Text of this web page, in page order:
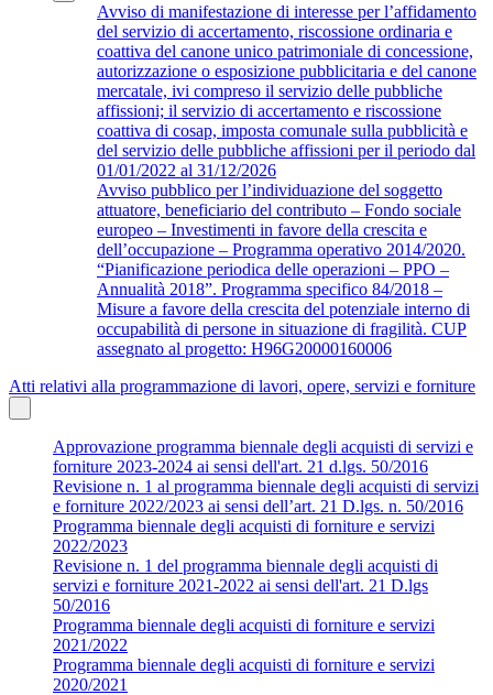
Avviso di manifestazione di interesse per l’affidamento
del servizio di accertamento, riscossione ordinaria e
coattiva del canone unico patrimoniale di concessione,
autorizzazione o esposizione pubblicitaria e del canone
mercatale, ivi compreso il servizio delle pubbliche
affissioni; il servizio di accertamento e riscossione
coattiva di cosap, imposta comunale sulla pubblicità e
del servizio delle pubbliche affissioni per il periodo dal
01/01/2022 al 31/12/2026
Avviso pubblico per l’individuazione del soggetto
attuatore, beneficiario del contributo – Fondo sociale
europeo – Investimenti in favore della crescita e
dell’occupazione – Programma operativo 2014/2020.
“Pianificazione periodica delle operazioni – PPO –
Annualità 2018”. Programma specifico 84/2018 –
Misure a favore della crescita del potenziale interno di
occupabilità di persone in situazione di fragilità. CUP
assegnato al progetto: H96G20000160006
Atti relativi alla programmazione di lavori, opere, servizi e forniture
Approvazione programma biennale degli acquisti di servizi e
forniture 2023-2024 ai sensi dell'art. 21 d.lgs. 50/2016
Revisione n. 1 al programma biennale degli acquisti di servizi
e forniture 2022/2023 ai sensi dell’art. 21 D.lgs. n. 50/2016
Programma biennale degli acquisti di forniture e servizi
2022/2023
Revisione n. 1 del programma biennale degli acquisti di
servizi e forniture 2021-2022 ai sensi dell'art. 21 D.lgs
50/2016
Programma biennale degli acquisti di forniture e servizi
2021/2022
Programma biennale degli acquisti di forniture e servizi
2020/2021